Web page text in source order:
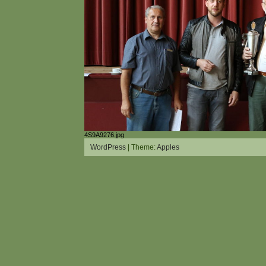
4S9A9276.jpg
WordPress | Theme:Apples